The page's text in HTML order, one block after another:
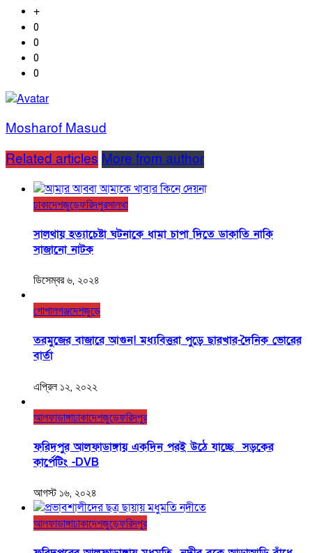
+
0
0
0
0
Mosharof Masud
Related articles More from author
ঢাকাদেশজুড়েফরিদপুরসালথা
সালথায় হত্যাচেষ্টা ঘটনাকে ধামা চাপা দিতে ডাকাতি নাকি
সাজানো নাটক
ডিসেম্বর ৬, ২০২৪
গোপালগঞ্জদেশজুড়ে
তরমুজের বাজারে আগুন! মধ্যবিত্তরা পুড়ে ছারখার-দৈনিক ভোরের
বার্তা
এপ্রিল ১২, ২০২২
আলফাডাঙ্গাঢাকাদেশজুড়েফরিদপুর
ফরিদপুর আলফাডাঙ্গায় একদিন পরই উঠে যাচ্ছে সড়কের
কার্পেটিং -DVB
আগস্ট ১৬, ২০২৪
আলফাডাঙ্গাঢাকাদেশজুড়েফরিদপুর